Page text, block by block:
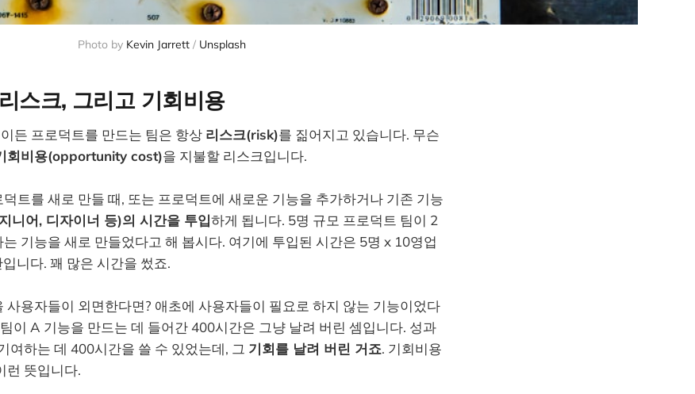
Photo by Kevin Jarrett / Unsplash
스크, 그리고 기회비용
든 프로덕트를 만드는 팀은 항상 리스크(risk)를 짊어지고 있습니다. 무슨
회비용(opportunity cost)을 지불할 리스크입니다.
트를 새로 만들 때, 또는 프로덕트에 새로운 기능을 추가하거나 기존 기능
니어, 디자이너 등)의 시간을 투입하게 됩니다. 5명 규모 프로덕트 팀이 2
기능을 새로 만들었다고 해 봅시다. 여기에 투입된 시간은 5명 x 10영업
니다. 꽤 많은 시간을 썼죠.
사용자들이 외면한다면? 애초에 사용자들이 필요로 하지 않는 기능이었다
이 A 기능을 만드는 데 들어간 400시간은 그냥 날려 버린 셈입니다. 성과
여하는 데 400시간을 쓸 수 있었는데, 그 기회를 날려 버린 거죠. 기회비용
런 뜻입니다.